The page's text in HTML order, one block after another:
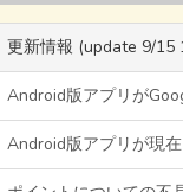
更新情報 (update 9/15
Android版アプリが
Android版アプリが現